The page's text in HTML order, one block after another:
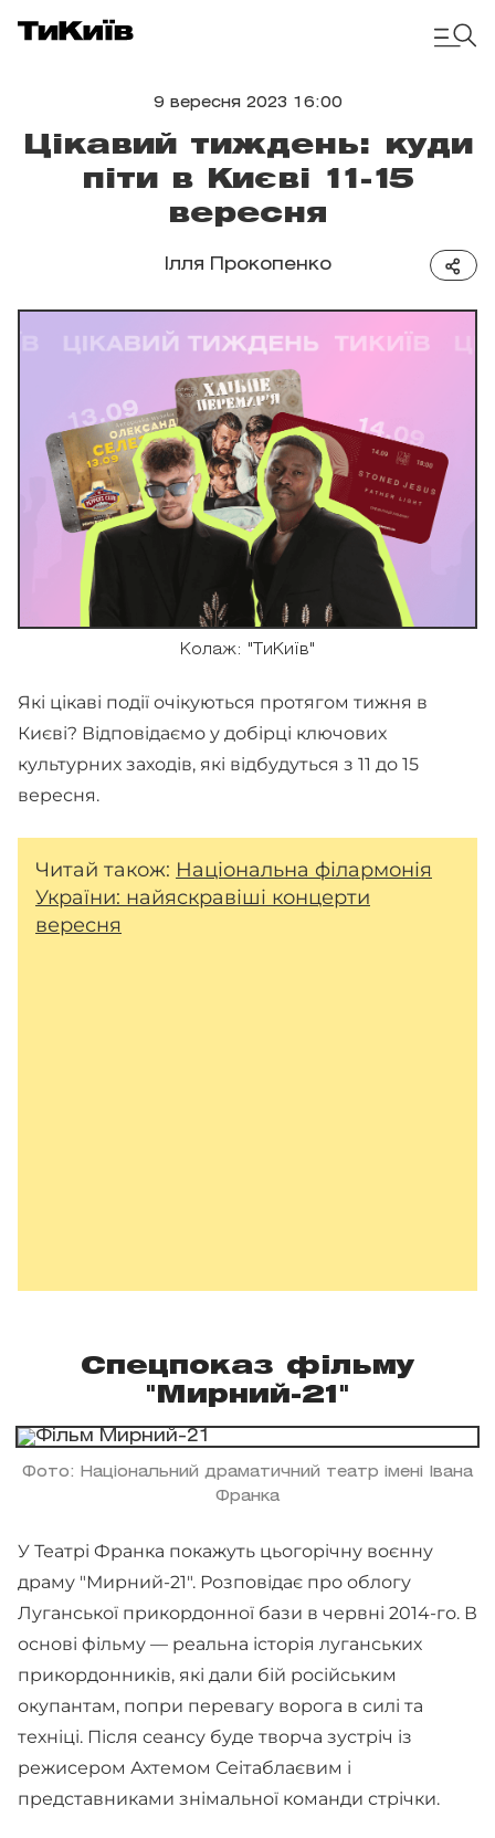
9 вересня 2023 16:00
Цікавий тиждень: куди
піти в Києві 11-15
вересня
Ілля Прокопенко
Колаж: "ТиКиїв"
Які цікаві події очікуються протягом тижня в
Києві? Відповідаємо у добірці ключових
культурних заходів, які відбудуться з 11 до 15
вересня.
Читай також: Національна філармонія
України: найяскравіші концерти
вересня
Спецпоказ фільму
"Мирний-21"
Фото: Національний драматичний театр імені Івана
Франка
У Театрі Франка покажуть цьогорічну воєнну
драму "Мирний-21". Розповідає про облогу
Луганської прикордонної бази в червні 2014-го. В
основі фільму — реальна історія луганських
прикордонників, які дали бій російським
окупантам, попри перевагу ворога в силі та
техніці. Після сеансу буде творча зустріч із
режисером Ахтемом Сеітаблаєвим і
представниками знімальної команди стрічки.